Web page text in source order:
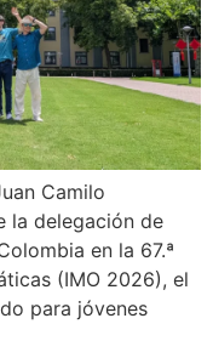
Camilo
la delegación de
en la 67.ª
(IMO 2026), el
para jóvenes